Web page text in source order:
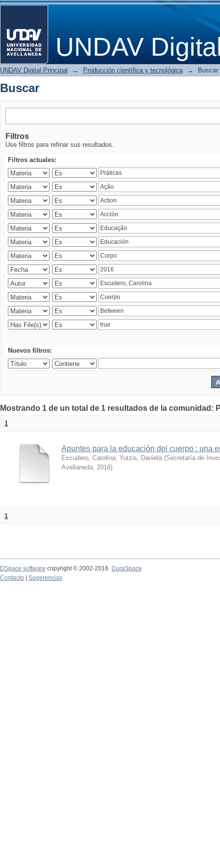
UNDAV
Buscar
UNDAV Digital Principal → Producción científica y tecnológica → Buscar
Buscar
Filtros
Use filtros para refinar sus resultados.
Filtros actuales:
Nuevos filtros:
Mostrando 1 de un total de 1 resultados de la
1
Apuntes para la educación del cuerpo : una
Escudero, Carolina; Yutzis, Daniela (Secretaría de
Avellaneda, 2016)
1
DSpace software copyright © 2002-2016
DuraSpace
Contacto
Sugerencias